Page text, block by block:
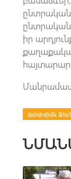
ընտրական
իր
Հռիփսիմե